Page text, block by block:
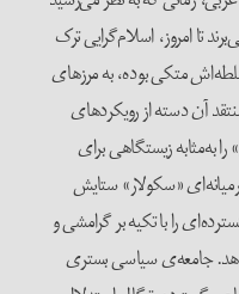
تا امروز، اسلام‌گرایی ترک
متکی بوده، به مرزهای
آن دسته از رویکردهای
به‌مثابه‌ زیستگاهی برای
«سکولار» ستایش
را با تکیه بر گرامشی و
جامعه‌ی سیاسی بستری